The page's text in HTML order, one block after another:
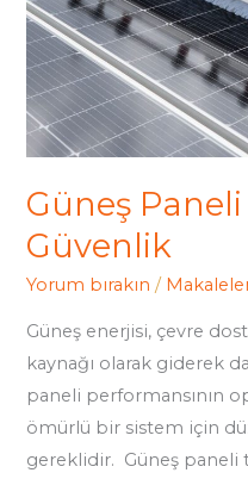
Güneş
Güvenlik
Yorum bırakın /
Güneş enerjisi, çevre
kaynağı olarak giderek
paneli performansının
ömürlü bir sistem için
gereklidir. Güneş paneli